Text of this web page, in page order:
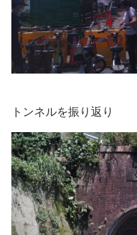
トンネルを振り返り